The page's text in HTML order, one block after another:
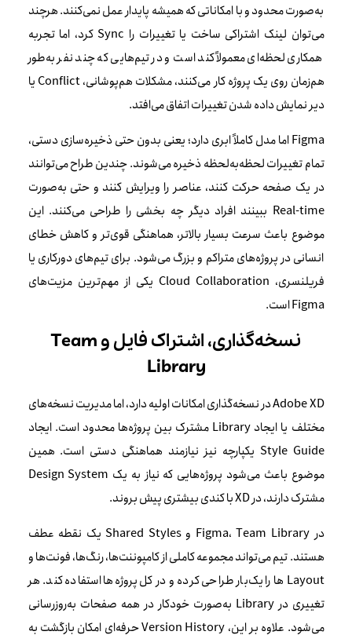
به‌صورت محدود و با امکاناتی که همیشه پایدار عمل نمی‌کنند. هرچند
می‌توان لینک اشتراکی ساخت یا تغییرات را Sync کرد، اما تجربه
همکاری لحظه‌ای معمولاً کند است و در تیم‌هایی که چند نفر به‌طور
هم‌زمان روی یک پروژه کار می‌کنند، مشکلات هم‌پوشانی، Conflict یا
دیر نمایش داده شدن تغییرات اتفاق می‌افتد.
Figma اما مدل کاملاً ابری دارد؛ یعنی بدون حتی ذخیره‌سازی دستی،
تمام تغییرات لحظه‌به‌لحظه ذخیره می‌شوند. چندین طراح می‌توانند
در یک صفحه حرکت کنند، عناصر را ویرایش کنند و حتی به‌صورت
Real-time ببینند افراد دیگر چه بخشی را طراحی می‌کنند. این
موضوع باعث سرعت بسیار بالاتر، هماهنگی قوی‌تر و کاهش خطای
انسانی در پروژه‌های متراکم و بزرگ می‌شود. برای تیم‌های دورکاری یا
فریلنسری، Cloud Collaboration یکی از مهم‌ترین مزیت‌های
Figma است.
نسخه‌گذاری، اشتراک فایل و Team
Library
Adobe XD در نسخه‌گذاری امکانات اولیه دارد، اما مدیریت نسخه‌های
مختلف یا ایجاد Library مشترک بین پروژه‌ها محدود است. ایجاد
Style Guide یکپارچه نیز نیازمند هماهنگی دستی است. همین
موضوع باعث می‌شود پروژه‌هایی که نیاز به یک Design System
مشترک دارند، در XD با کندی بیشتری پیش بروند.
در Figma، Team Library و Shared Styles یک نقطه عطف
هستند. تیم می‌تواند مجموعه کاملی از کامپوننت‌ها، رنگ‌ها، فونت‌ها و
Layout ها را یک‌بار طراحی کرده و در کل پروژه‌ها استفاده کند. هر
تغییری در Library به‌صورت خودکار در همه صفحات به‌روزرسانی
می‌شود. علاوه بر این، Version History حرفه‌ای امکان بازگشت به